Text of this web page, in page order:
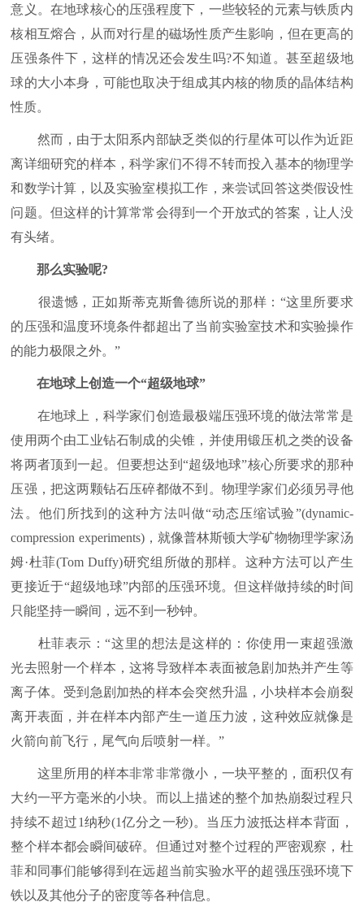
意义。在地球核心的压强程度下，一些较轻的元素与铁质内
核相互熔合，从而对行星的磁场性质产生影响，但在更高的
压强条件下，这样的情况还会发生吗?不知道。甚至超级地
球的大小本身，可能也取决于组成其内核的物质的晶体结构
性质。
然而，由于太阳系内部缺乏类似的行星体可以作为近距
离详细研究的样本，科学家们不得不转而投入基本的物理学
和数学计算，以及实验室模拟工作，来尝试回答这类假设性
问题。但这样的计算常常会得到一个开放式的答案，让人没
有头绪。
那么实验呢?
很遗憾，正如斯蒂克斯鲁德所说的那样：“这里所要求
的压强和温度环境条件都超出了当前实验室技术和实验操作
的能力极限之外。”
在地球上创造一个“超级地球”
在地球上，科学家们创造最极端压强环境的做法常常是
使用两个由工业钻石制成的尖锥，并使用锻压机之类的设备
将两者顶到一起。但要想达到“超级地球”核心所要求的那种
压强，把这两颗钻石压碎都做不到。物理学家们必须另寻他
法。他们所找到的这种方法叫做“动态压缩试验”(dynamic-
compression experiments)，就像普林斯顿大学矿物物理学家汤
姆·杜菲(Tom Duffy)研究组所做的那样。这种方法可以产生
更接近于“超级地球”内部的压强环境。但这样做持续的时间
只能坚持一瞬间，远不到一秒钟。
杜菲表示：“这里的想法是这样的：你使用一束超强激
光去照射一个样本，这将导致样本表面被急剧加热并产生等
离子体。受到急剧加热的样本会突然升温，小块样本会崩裂
离开表面，并在样本内部产生一道压力波，这种效应就像是
火箭向前飞行，尾气向后喷射一样。”
这里所用的样本非常非常微小，一块平整的，面积仅有
大约一平方毫米的小块。而以上描述的整个加热崩裂过程只
持续不超过1纳秒(1亿分之一秒)。当压力波抵达样本背面，
整个样本都会瞬间破碎。但通过对整个过程的严密观察，杜
菲和同事们能够得到在远超当前实验水平的超强压强环境下
铁以及其他分子的密度等各种信息。